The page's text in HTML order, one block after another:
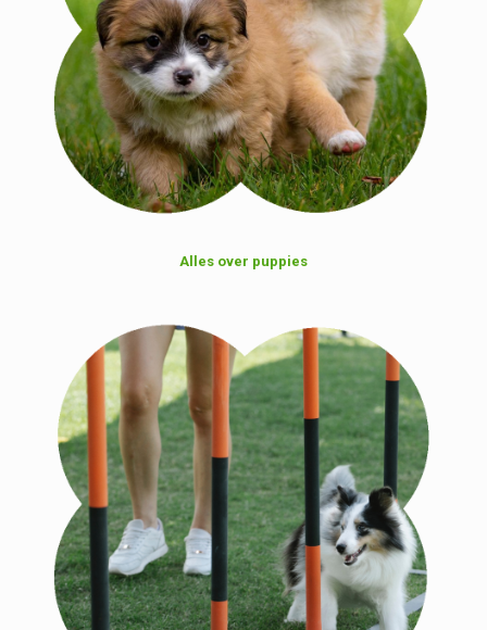
Alles over puppies